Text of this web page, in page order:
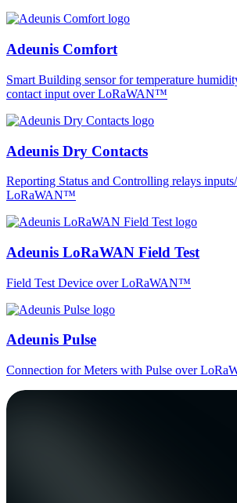
Adeunis Comfort
Smart Building sensor for temperature
contact input over LoRaWAN™
Adeunis Dry Contacts
Reporting Status and Controlling relays
LoRaWAN™
Adeunis LoRaWAN Field Test
Field Test Device over LoRaWAN™
Adeunis Pulse
Connection for Meters with Pulse over